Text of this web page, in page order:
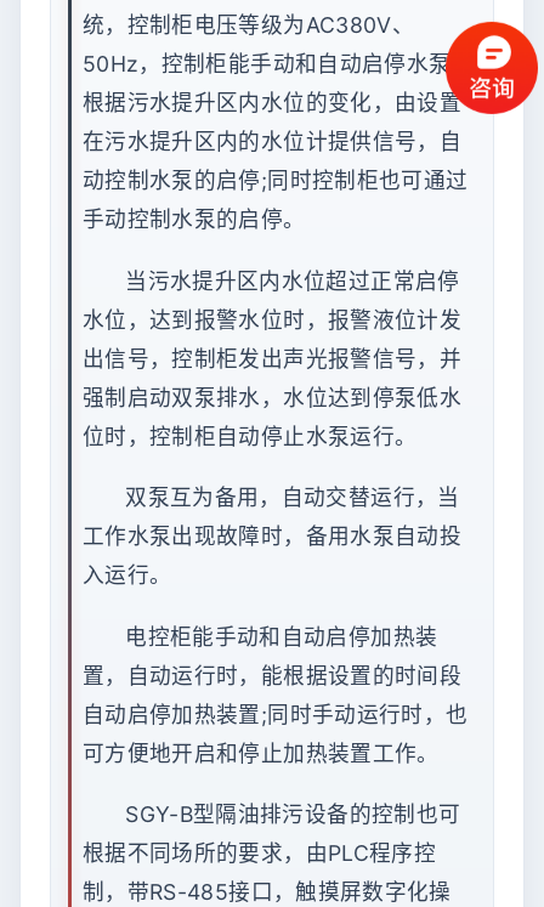
统，控制柜电压等级为AC380V、
50Hz，控制柜能手动和自动启停水泵，
根据污水提升区内水位的变化，由设置
在污水提升区内的水位计提供信号，自
动控制水泵的启停;同时控制柜也可通过
手动控制水泵的启停。
当污水提升区内水位超过正常启停
水位，达到报警水位时，报警液位计发
出信号，控制柜发出声光报警信号，并
强制启动双泵排水，水位达到停泵低水
位时，控制柜自动停止水泵运行。
双泵互为备用，自动交替运行，当
工作水泵出现故障时，备用水泵自动投
入运行。
电控柜能手动和自动启停加热装
置，自动运行时，能根据设置的时间段
自动启停加热装置;同时手动运行时，也
可方便地开启和停止加热装置工作。
SGY-B型隔油排污设备的控制也可
根据不同场所的要求，由PLC程序控
制，带RS-485接口，触摸屏数字化操